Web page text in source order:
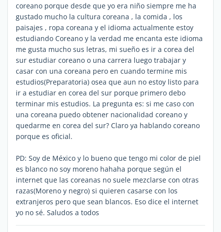
coreano porque desde que yo era niño siempre me ha
gustado mucho la cultura coreana , la comida , los
paisajes , ropa coreana y el idioma actualmente estoy
estudiando Coreano y la verdad me encanta este idioma
me gusta mucho sus letras, mi sueño es ir a corea del
sur estudiar coreano o una carrera luego trabajar y
casar con una coreana pero en cuando termine mis
estudios(Preparatoria) osea que aun no estoy listo para
ir a estudiar en corea del sur porque primero debo
terminar mis estudios. La pregunta es: si me caso con
una coreana puedo obtener nacionalidad coreano y
quedarme en corea del sur? Claro ya hablando coreano
porque es oficial.
PD: Soy de México y lo bueno que tengo mi color de piel
es blanco no soy moreno hahaha porque según el
internet que las coreanas no suele mezclarse con otras
razas(Moreno y negro) si quieren casarse con los
extranjeros pero que sean blancos. Eso dice el internet
yo no sé. Saludos a todos